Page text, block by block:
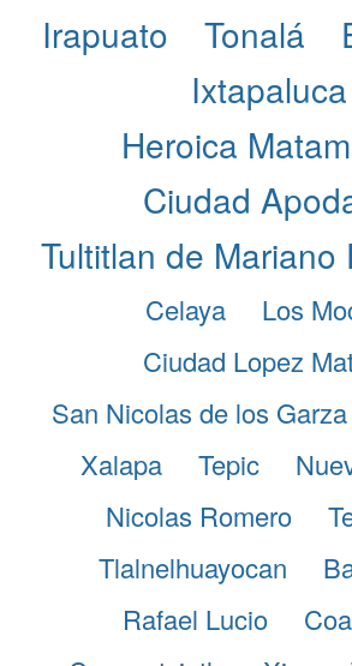
Irapuato
Tonalá
Ixtapaluca
Heroica
Ciudad
Tultitlan de Mariano
Celaya
Los
Ciudad Lopez
San Nicolas de los Garza
Xalapa
Tepic
Nicolas Romero
Tlalnelhuayocan
Rafael Lucio